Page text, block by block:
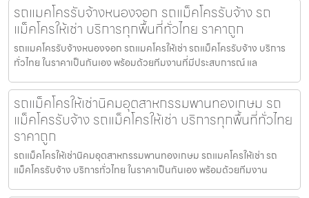
รถแมคโครรับจ้างหนองจอก รถแม็คโครรับจ้าง รถ
แม็คโครให้เช่า บริการทุกพื้นที่ทั่วไทย ราคาถูก
รถแมคโครรับจ้างหนองจอก รถแมคโครให้เช่า รถแม็คโครรับจ้าง บริการ
ทั่วไทย ในราคาเป็นกันเอง พร้อมด้วยทีมงานที่มีประสบการณ์ แล
รถแม็คโครให้เช่านิคมอุตสาหกรรมพานทองเกษม รถ
แม็คโครรับจ้าง รถแม็คโครให้เช่า บริการทุกพื้นที่ทั่วไทย
ราคาถูก
รถแม็คโครให้เช่านิคมอุตสาหกรรมพานทองเกษม รถแมคโครให้เช่า รถ
แม็คโครรับจ้าง บริการทั่วไทย ในราคาเป็นกันเอง พร้อมด้วยทีมงาน